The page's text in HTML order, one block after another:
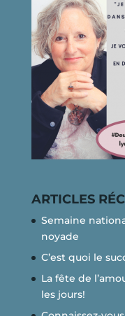
ARTICLES
Semaine
noyade
C’est quoi le
La fête de
les jours!